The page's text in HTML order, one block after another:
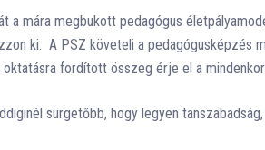
a mára megbukott pedagógus
ki. A PSZ követeli a pedagógusképzés
fordított összeg érje el a
sürgetőbb, hogy legyen